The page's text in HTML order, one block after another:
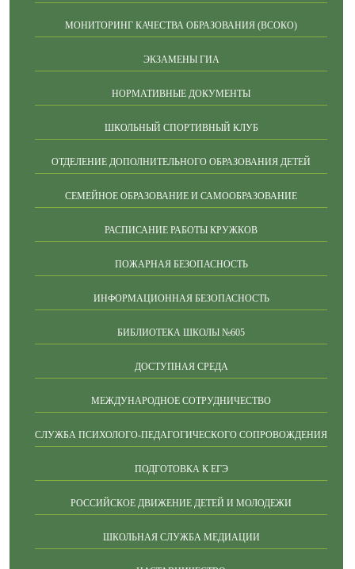
МОНИТОРИНГ КАЧЕСТВА ОБРАЗОВАНИЯ (ВСОКО)
ЭКЗАМЕНЫ ГИА
НОРМАТИВНЫЕ ДОКУМЕНТЫ
ШКОЛЬНЫЙ СПОРТИВНЫЙ КЛУБ
ОТДЕЛЕНИЕ ДОПОЛНИТЕЛЬНОГО ОБРАЗОВАНИЯ ДЕТЕЙ
СЕМЕЙНОЕ ОБРАЗОВАНИЕ И САМООБРАЗОВАНИЕ
РАСПИСАНИЕ РАБОТЫ КРУЖКОВ
ПОЖАРНАЯ БЕЗОПАСНОСТЬ
ИНФОРМАЦИОННАЯ БЕЗОПАСНОСТЬ
БИБЛИОТЕКА ШКОЛЫ №605
ДОСТУПНАЯ СРЕДА
МЕЖДУНАРОДНОЕ СОТРУДНИЧЕСТВО
СЛУЖБА ПСИХОЛОГО-ПЕДАГОГИЧЕСКОГО СОПРОВОЖДЕНИЯ
ПОДГОТОВКА К ЕГЭ
РОССИЙСКОЕ ДВИЖЕНИЕ ДЕТЕЙ И МОЛОДЕЖИ
ШКОЛЬНАЯ СЛУЖБА МЕДИАЦИИ